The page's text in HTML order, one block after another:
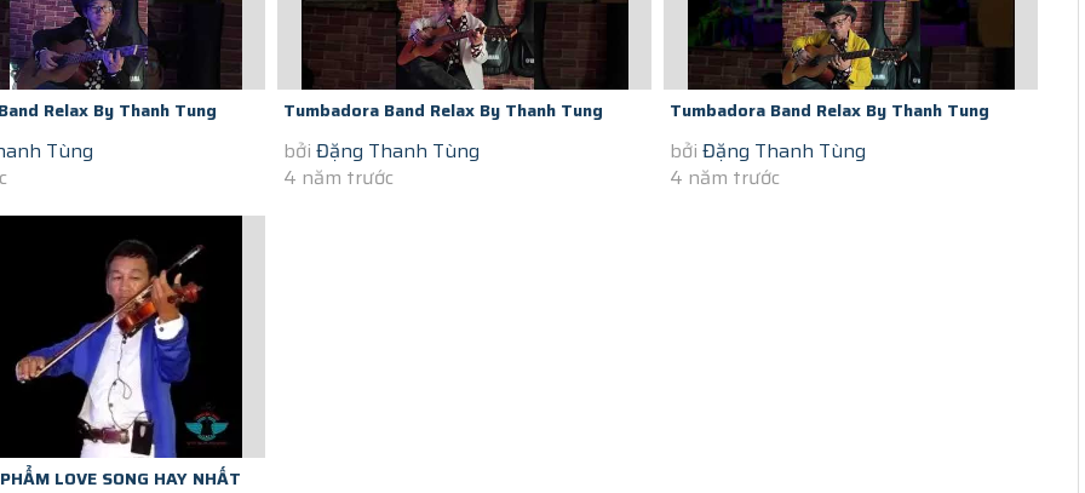
Relax By Thanh Tung
Covid-19 Time You Raise...
Tùng
Tumbadora Band Relax By Thanh Tung
Violon In Saigon Covid-19 Time Proud Of...
bởi Đặng Thanh Tùng
4 năm trước
Tumbadora Band Relax By Thanh Tung
Violon In Saigon Covid Time If We Hold...
bởi Đặng Thanh Tùng
4 năm trước
LOVE SONG HAY NHẤT